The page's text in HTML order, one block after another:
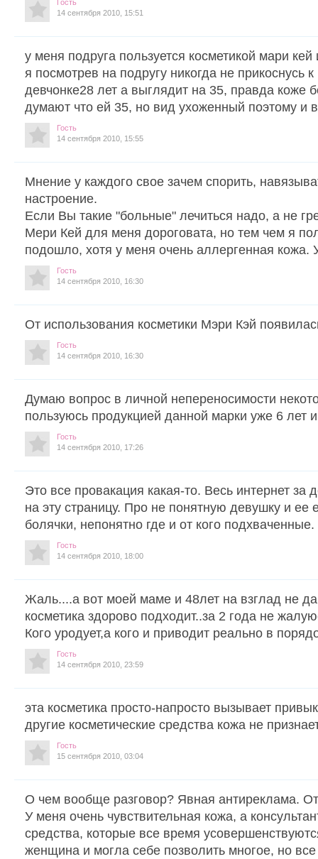
Гость
14 сентября 2010, 15:51
у меня подруга пользуется косметикой мари
я посмотрев на подругу никогда не прикоснусь
девчонке28 лет а выглядит на 35, правда коже
думают что ей 35, но вид ухоженный поэтому и
Гость
14 сентября 2010, 15:55
Мнение у каждого свое зачем спорить,
настроение.
Если Вы такие "больные" лечиться надо, а не
Мери Кей для меня дороговата, но тем чем я
подошло, хотя у меня очень аллергенная кожа.
Гость
14 сентября 2010, 16:30
От использования косметики Мэри Кэй
Гость
14 сентября 2010, 16:30
Думаю вопрос в личной непереносимости
пользуюсь продукцией данной марки уже 6 лет
Гость
14 сентября 2010, 17:26
Это все провакация какая-то. Весь интернет за
на эту страницу. Про не понятную девушку и
болячки, непонятно где и от кого подхваченные.
Гость
14 сентября 2010, 18:00
Жаль....а вот моей маме и 48лет на взглад не
косметика здорово подходит..за 2 года не
Кого уродует,а кого и приводит реально в
Гость
14 сентября 2010, 23:59
эта косметика просто-напросто вызывает
другие косметические средства кожа не
Гость
15 сентября 2010, 03:04
О чем вообще разговор? Явная антиреклама.
У меня очень чувствительная кожа, а
средства, которые все время
женщина и могла себе позволить многое, но